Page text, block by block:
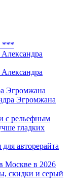
***
Эгромжана
Эгромжана
с рельефным
гладких
авторерайта
Москве в 2026
скидки и серый